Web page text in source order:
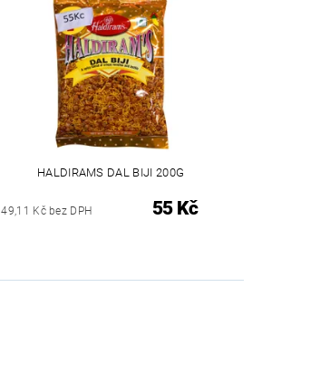
HALDIRAMS DAL BIJI 200G
49,11 Kč bez DPH 55 Kč